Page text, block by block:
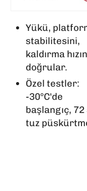
Yükü,
stabilitesini,
kaldırma
doğrular.
Özel testler:
-30°C'de
başlangıç,
tuz